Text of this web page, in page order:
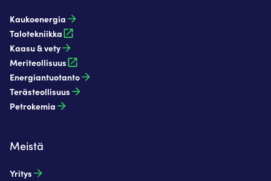
Kaukoenergia​
Talotekniikka
Kaasu & vety​
Meriteollisuus
Energiantuotanto​
Terästeollisuus​
Petrokemia​
Meistä
Yritys